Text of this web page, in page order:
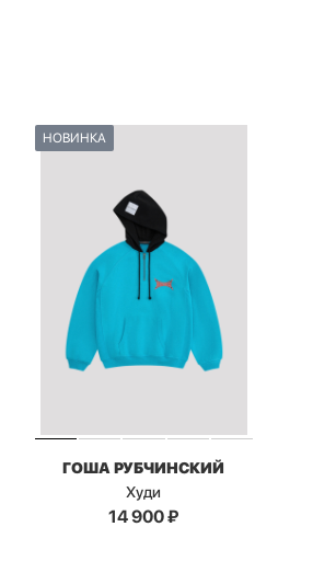
НОВИНКА
ГОША РУБЧИНСКИЙ
Худи
14 900₽